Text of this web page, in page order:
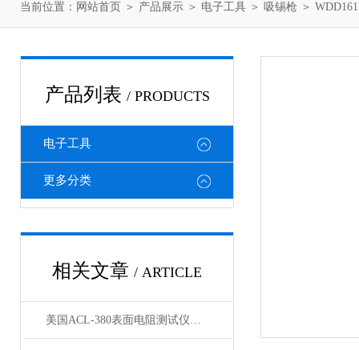
当前位置： 网站首页 ＞ 产品展示 ＞ 电子工具 ＞ 吸锡枪 ＞
产品列表 / PRODUCTS
电子工具
更多分类
相关文章 / ARTICLE
美国ACL-380表面电阻测试仪：满足不同电阻测试需求